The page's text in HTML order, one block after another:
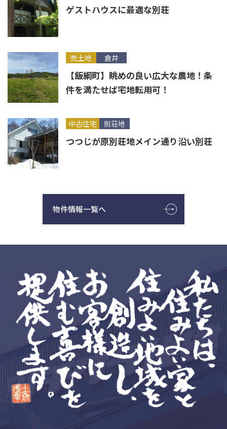
ゲストハウスに最適な別荘
売土地 倉井
【飯綱町】眺めの良い広大な農地！条
件を満たせば宅地転用可！
中古住宅 別荘地
つつじが原別荘地メイン通り沿い別荘
物件情報一覧へ